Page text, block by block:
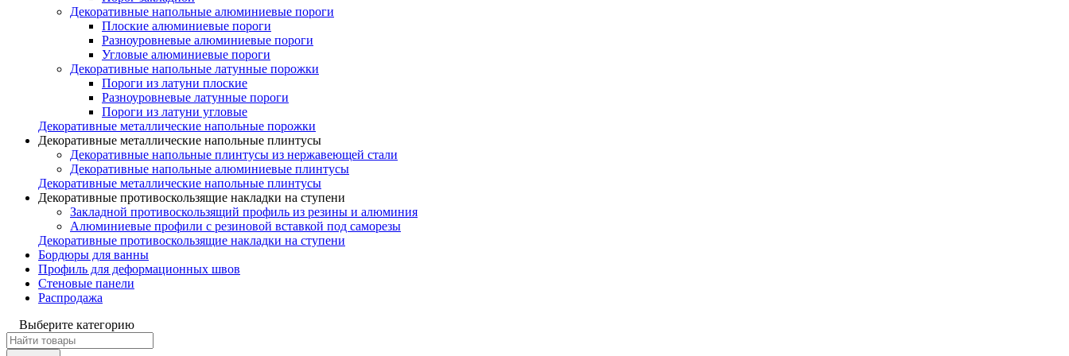
Декоративные напольные алюминиевые пороги
Плоские алюминиевые пороги
Разноуровневые алюминиевые пороги
Угловые алюминиевые пороги
Декоративные напольные латунные порожки
Пороги из латуни плоские
Разноуровневые латунные пороги
Пороги из латуни угловые
Декоративные металлические напольные порожки
Декоративные металлические напольные плинтусы
Декоративные напольные плинтусы из нержавеющей стали
Декоративные напольные алюминиевые плинтусы
Декоративные металлические напольные плинтусы
Декоративные противоскользящие накладки на ступени
Закладной противоскользящий профиль из резины и алюминия
Алюминиевые профили с резиновой вставкой под саморезы
Декоративные противоскользящие накладки на ступени
Бордюры для ванны
Профиль для деформационных швов
Стеновые панели
Распродажа
Выберите категорию